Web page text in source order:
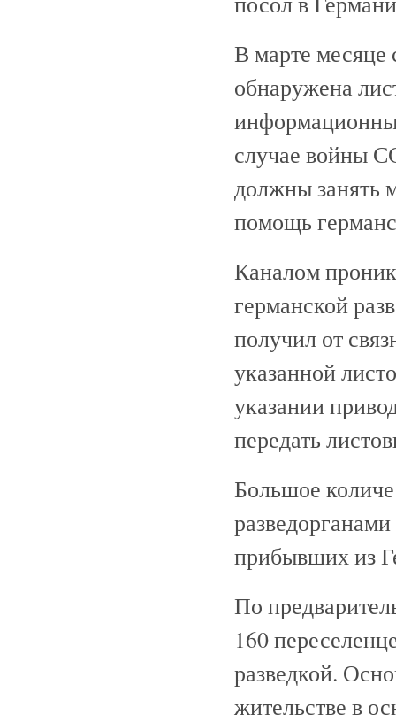
В марте месяце
обнаружена
случае войны
должны занять
помощь
Каналом
германской
получил от
указанной
указании
передать
Большое
прибывших из
По
160
разведкой.
жительстве в